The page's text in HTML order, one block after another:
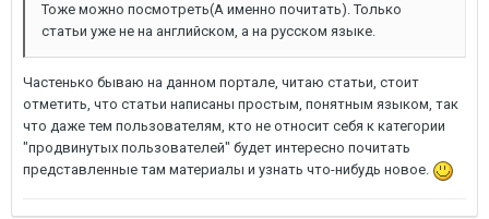
Тоже можно посмотреть(А именно почитать). Только
статьи уже не на английском, а на русском языке.
Частенько бываю на данном портале, читаю статьи, стоит
отметить, что статьи написаны простым, понятным языком, так
что даже тем пользователям, кто не относит себя к категории
"продвинутых пользователей" будет интересно почитать
представленные там материалы и узнать что-нибудь новое.